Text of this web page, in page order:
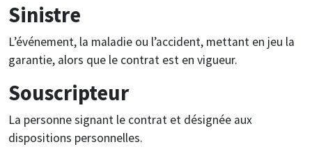
Sinistre
L’événement, la maladie ou l’accident, mettant en jeu la
garantie, alors que le contrat est en vigueur.
Souscripteur
La personne signant le contrat et désignée aux
dispositions personnelles.